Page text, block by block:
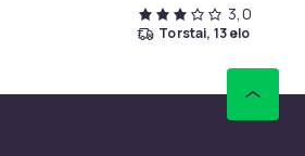
3,0
torstai, 13 elo